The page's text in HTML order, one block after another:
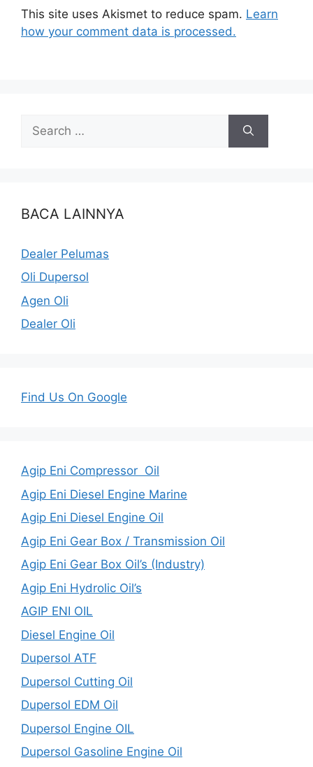
This site uses Akismet to reduce spam. Learn
how your comment data is processed.
BACA LAINNYA
Dealer Pelumas
Oli Dupersol
Agen Oli
Dealer Oli
Find Us On Google
Agip Eni Compressor Oil
Agip Eni Diesel Engine Marine
Agip Eni Diesel Engine Oil
Agip Eni Gear Box / Transmission Oil
Agip Eni Gear Box Oil’s (Industry)
Agip Eni Hydrolic Oil’s
AGIP ENI OIL
Diesel Engine Oil
Dupersol ATF
Dupersol Cutting Oil
Dupersol EDM Oil
Dupersol Engine OIL
Dupersol Gasoline Engine Oil